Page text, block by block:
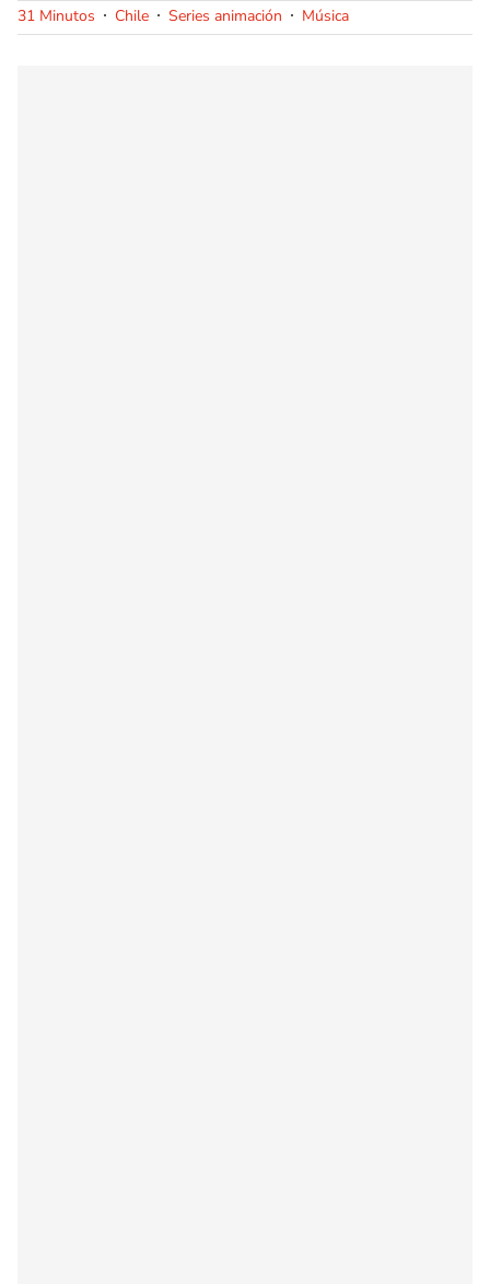
31 Minutos Chile Series animación Música